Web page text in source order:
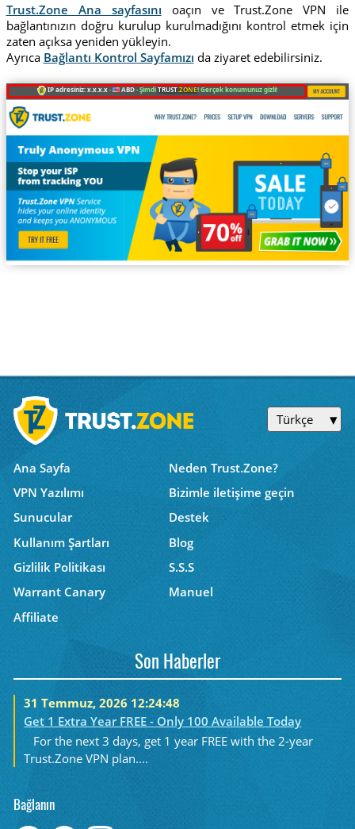
Trust.Zone Ana sayfasını oaçın ve Trust.Zone VPN ile
bağlantınızın doğru kurulup kurulmadığını kontrol etmek için
zaten açıksa yeniden yükleyin.
Ayrıca Bağlantı Kontrol Sayfamızı da ziyaret edebilirsiniz.
IP adresiniz: x.x.x.x · ABD ·ŞimdiTRUST.ZONE! Gerçek konumunuz gizli!
Türkçe
Ana Sayfa
Neden Trust.Zone?
VPN Yazılımı
Bizimle iletişime geçin
Sunucular
Destek
Kullanım Şartları
Blog
Gizlilik Politikası
S.S.S
Warrant Canary
Manuel
Affiliate
Son Haberler
31 Temmuz, 2026 12:24:48
Get 1 Extra Year FREE - Only 100 Available Today
For the next 3 days, get 1 year FREE with the 2-year
Trust.Zone VPN plan....
Bağlanın